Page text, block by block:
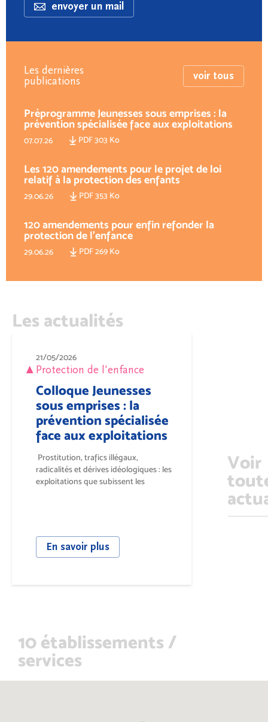
envoyer un mail
Les dernières
publications
voir tous
Préprogramme Jeunesses sous emprises : la
prévention spécialisée face aux exploitations
07.07.26 PDF 303 Ko
Les 120 amendements pour le projet de loi
relatif à la protection des enfants
29.06.26 PDF 353 Ko
120 amendements pour enfin refonder la
protection de l'enfance
29.06.26 PDF 269 Ko
Les actualités
21/05/2026
Protection de l'enfance
Colloque Jeunesses
sous emprises : la
prévention spécialisée
face aux exploitations
Prostitution, trafics illégaux,
radicalités et dérives idéologiques : les
exploitations que subissent les
En savoir plus
Voir
10 établissements /
services